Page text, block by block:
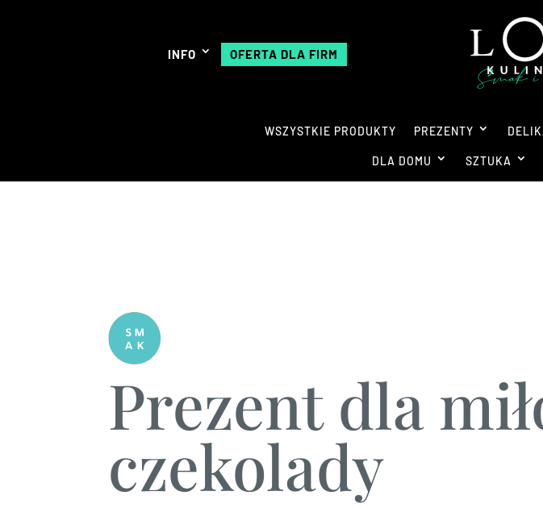
INFO OFERTA DLA FIRM
WSZYSTKIE PRODUKTY PREZENTY
DLA DOMU SZTUKA
Prezent dla
czekolady